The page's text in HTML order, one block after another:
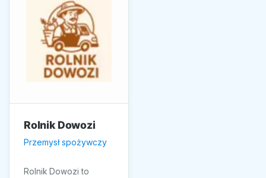
Rolnik Dowozi
Przemysł spożywczy
Rolnik Dowozi to